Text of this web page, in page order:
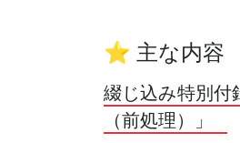
⭐ 主な内容
綴じ込み特別
（前処理）」